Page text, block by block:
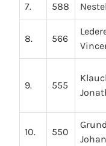
7. 588
8. 566
9. 555
10. 550